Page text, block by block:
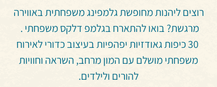
רוצים ליהנות מחופשת גלמפינג משפחתית באווירה
מרגשת? בואו להתארח בגלמפ דלקס משפחתי .
30 כיפות גאודזיות יפהפיות בעיצוב כדורי לאירוח
משפחתי מושלם עם המון מרחב, השראה וחוויות
להורים ולילדים.